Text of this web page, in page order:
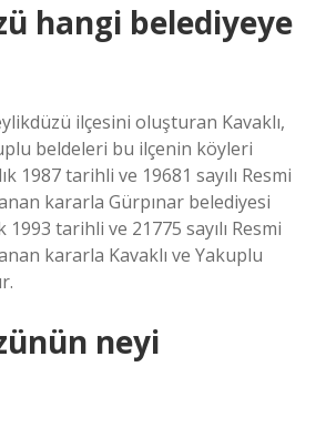
hangi belediyeye
ilçesini oluşturan Kavaklı,
beldeleri bu ilçenin köyleri
1987 tarihli ve 19681 sayılı Resmi
kararla Gürpınar belediyesi
tarihli ve 21775 sayılı Resmi
kararla Kavaklı ve Yakuplu
neyi